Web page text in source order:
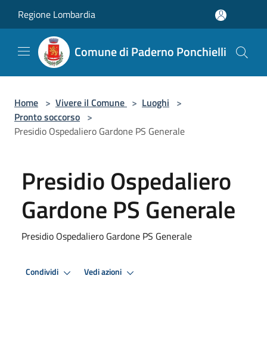
Regione Lombardia
Comune di Paderno Ponchielli
Home > Vivere il Comune > Luoghi >
Pronto soccorso >
Presidio Ospedaliero Gardone PS Generale
Presidio Ospedaliero
Gardone PS Generale
Presidio Ospedaliero Gardone PS Generale
Condividi Vedi azioni